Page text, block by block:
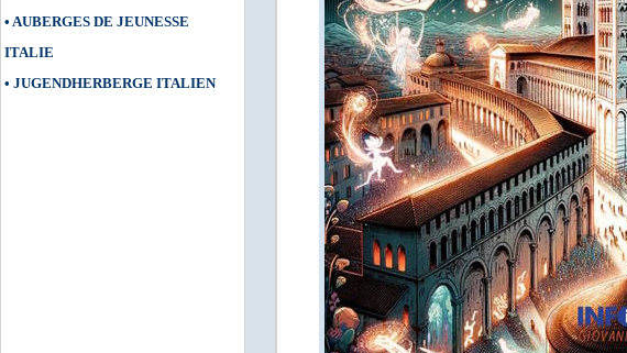
• AUBERGES DE JEUNESSE
ITALIE
• JUGENDHERBERGE ITALIEN